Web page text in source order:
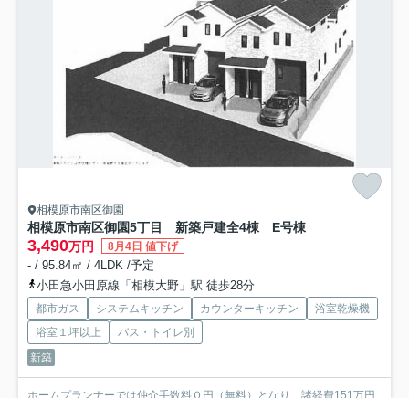
相模原市南区御園
相模原市南区御園5丁目 新築戸建全4棟 E号棟
3,490万円 8月4日 値下げ
- / 95.84㎡ / 4LDK /予定
小田急小田原線「相模大野」駅 徒歩28分
都市ガス システムキッチン カウンターキッチン
浴室乾燥機
浴室１坪以上
バス・トイレ別
新築
ホームプランナーでは仲介手数料０円（無料）となり、諸経費151万円